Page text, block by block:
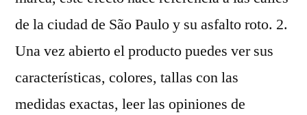
de la ciudad de São Paulo y su asfalto roto. 2.
Una vez abierto el producto puedes ver sus
características, colores, tallas con las
medidas exactas, leer las opiniones de